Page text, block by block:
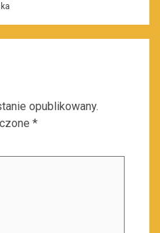
opublikowany.
*